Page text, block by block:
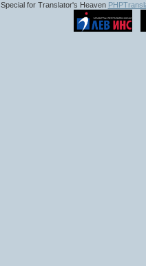
Special for Translator's Heaven